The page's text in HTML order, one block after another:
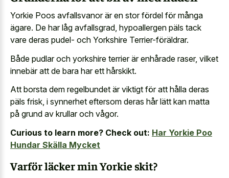
Yorkie Poos avfallsvanor är en stor fördel för många
ägare. De har låg avfallsgrad, hypoallergen päls tack
vare deras pudel- och Yorkshire Terrier-föräldrar.
Både pudlar och yorkshire terrier är enhårade raser, vilket
innebär att de bara har ett hårskikt.
Att borsta dem regelbundet är viktigt för att hålla deras
päls frisk, i synnerhet eftersom deras hår lätt kan matta
på grund av krullar och vågor.
Curious to learn more? Check out: Har Yorkie Poo
Hundar Skälla Mycket
Varför läcker min Yorkie skit?